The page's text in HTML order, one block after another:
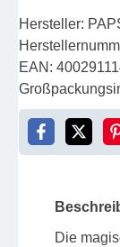
Hersteller:
EAN:
Die